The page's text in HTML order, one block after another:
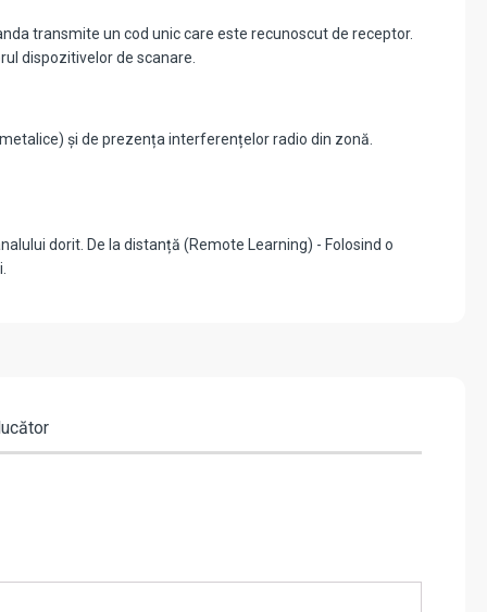
transmite un cod unic care este recunoscut de receptor.
dispozitivelor de scanare.
și de prezența interferențelor radio din zonă.
dorit. De la distanță (Remote Learning) - Folosind o